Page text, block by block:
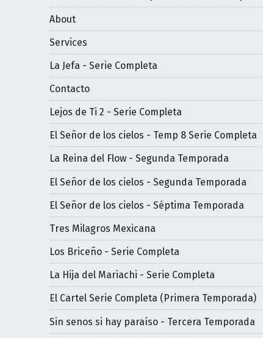
About
Services
La Jefa - Serie Completa
Contacto
Lejos de Ti 2 - Serie Completa
El Señor de los cielos - Temp 8 Serie Completa
La Reina del Flow - Segunda Temporada
El Señor de los cielos - Segunda Temporada
El Señor de los cielos - Séptima Temporada
Tres Milagros Mexicana
Los Briceño - Serie Completa
La Hija del Mariachi - Serie Completa
El Cartel Serie Completa (Primera Temporada)
Sin senos si hay paraíso - Tercera Temporada